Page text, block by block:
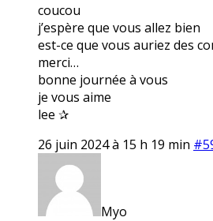
coucou
j’espère que vous allez bien
est-ce que vous auriez des
merci…
bonne journée à vous
je vous aime
lee ✰
26 juin 2024 à 15 h 19 min
Myo